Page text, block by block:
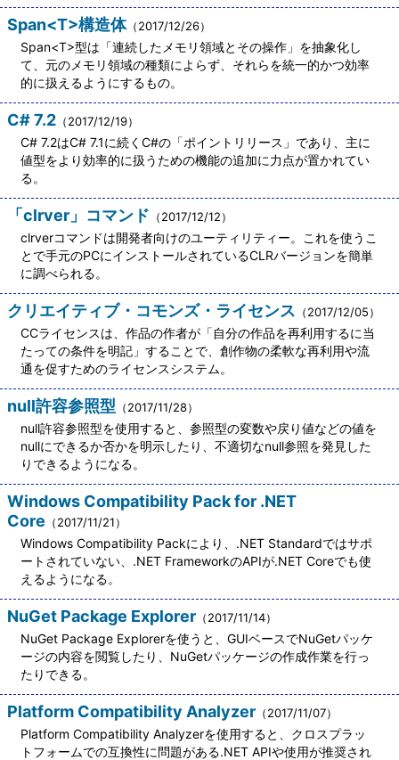
Span<T>構造体（2017/12/26）
Span<T>型は「連続したメモリ領域とその操作」を抽象化し
て、元のメモリ領域の種類によらず、それらを統一的かつ効率
的に扱えるようにするもの。
C# 7.2 （2017/12/19）
C# 7.2はC# 7.1に続くC#の「ポイントリリース」であり、主に
値型をより効率的に扱うための機能の追加に力点が置かれてい
る。
「clrver」コマンド （2017/12/12）
clrverコマンドは開発者向けのユーティリティー。これを使うこ
とで手元のPCにインストールされているCLRバージョンを簡単
に調べられる。
クリエイティブ・コモンズ・ライセンス （2017/12/05）
CCライセンスは、作品の作者が「自分の作品を再利用するに当
たっての条件を明記」することで、創作物の柔軟な再利用や流
通を促すためのライセンスシステム。
null許容参照型 （2017/11/28）
null許容参照型を使用すると、参照型の変数や戻り値などの値を
nullにできるか否かを明示したり、不適切なnull参照を発見した
りできるようになる。
Windows Compatibility Pack for .NET
Core （2017/11/21）
Windows Compatibility Packにより、.NET Standardではサポ
ートされていない、.NET FrameworkのAPIが.NET Coreでも使
えるようになる。
NuGet Package Explorer （2017/11/14）
NuGet Package Explorerを使うと、GUIベースでNuGetパッケ
ージの内容を閲覧したり、NuGetパッケージの作成作業を行っ
たりできる。
Platform Compatibility Analyzer （2017/11/07）
Platform Compatibility Analyzerを使用すると、クロスプラッ
トフォームでの互換性に問題がある.NET APIや使用が推奨され